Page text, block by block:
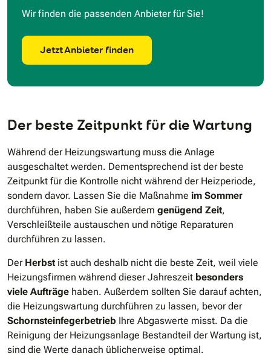
Wir finden die passenden Anbieter für Sie!
Jetzt Anbieter finden
Der beste Zeitpunkt für die Wartung
Während der Heizungswartung muss die Anlage
ausgeschaltet werden. Dementsprechend ist der beste
Zeitpunkt für die Kontrolle nicht während der Heizperiode,
sondern davor. Lassen Sie die Maßnahme im Sommer
durchführen, haben Sie außerdem genügend Zeit,
Verschleißteile austauschen und nötige Reparaturen
durchführen zu lassen.
Der Herbst ist auch deshalb nicht die beste Zeit, weil viele
Heizungsfirmen während dieser Jahreszeit besonders
viele Aufträge haben. Außerdem sollten Sie darauf achten,
die Heizungswartung durchführen zu lassen, bevor der
Schornsteinfegerbetrieb Ihre Abgaswerte misst. Da die
Reinigung der Heizungsanlage Bestandteil der Wartung ist,
sind die Werte danach üblicherweise optimal.